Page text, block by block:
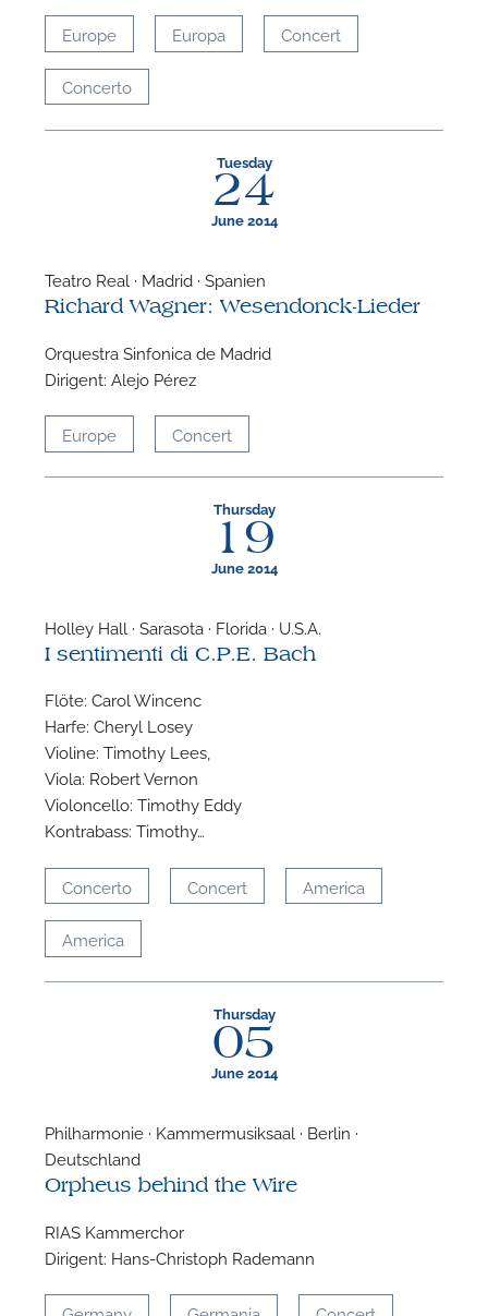
Europe Europa Concert
Concerto
Tuesday
24
June 2014
Teatro Real · Madrid · Spanien
Richard Wagner: Wesendonck-Lieder
Orquestra Sinfonica de Madrid
Dirigent: Alejo Pérez
Europe Concert
Thursday
19
June 2014
Holley Hall · Sarasota · Florida · U.S.A.
I sentimenti di C.P.E. Bach
Flöte: Carol Wincenc
Harfe: Cheryl Losey
Violine: Timothy Lees,
Viola: Robert Vernon
Violoncello: Timothy Eddy
Kontrabass: Timothy…
Concerto Concert America
America
Thursday
05
June 2014
Philharmonie · Kammermusiksaal · Berlin ·
Deutschland
Orpheus behind the Wire
RIAS Kammerchor
Dirigent: Hans-Christoph Rademann